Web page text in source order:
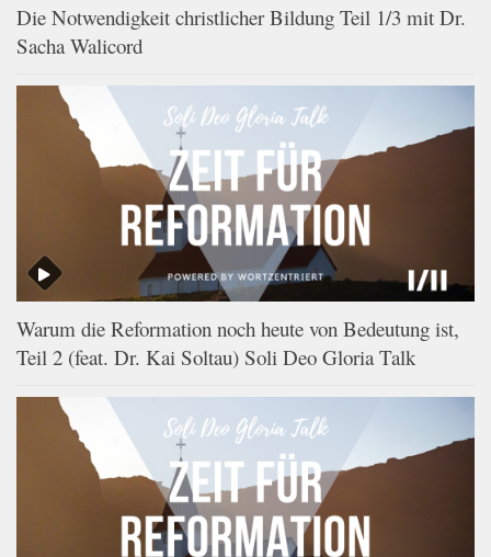
Die Notwendigkeit christlicher Bildung Teil 1/3 mit Dr.
Sacha Walicord
Warum die Reformation noch heute von Bedeutung ist,
Teil 2 (feat. Dr. Kai Soltau) Soli Deo Gloria Talk